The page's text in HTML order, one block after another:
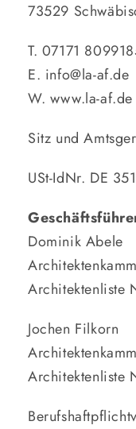
73529
T. 07171
E. info@la-af.de
W. www.la-af.de
Sitz und
USt-IdNr. DE
Dominik Abele
Architektenliste
Jochen Filkorn
Architektenliste